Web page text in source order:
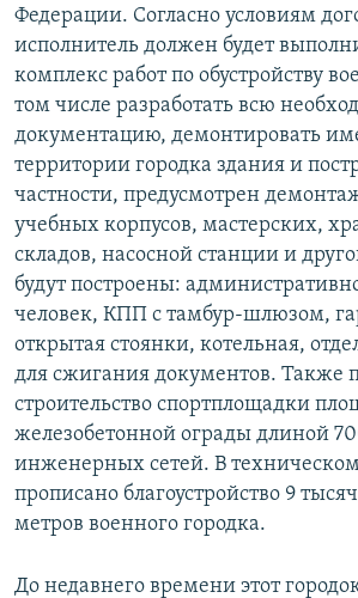
Федерации. Согласно условиям
исполнитель должен будет
комплекс работ по обустройству
том числе разработать всю
документацию, демонтировать
территории городка здания и
частности, предусмотрен
учебных корпусов, мастерских,
складов, насосной станции и
будут построены:
человек, КПП с тамбур-шлюзом,
открытая стоянки, котельная,
для сжигания документов. Также
строительство спортплощадки
железобетонной ограды длиной
инженерных сетей. В
прописано благоустройство 9
метров военного городка.
До недавнего времени этот